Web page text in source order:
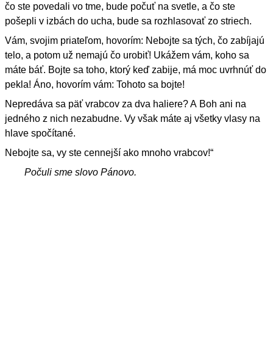
čo ste povedali vo tme, bude počuť na svetle, a čo ste
pošepli v izbách do ucha, bude sa rozhlasovať zo striech.
Vám, svojim priateľom, hovorím: Nebojte sa tých, čo zabíjajú
telo, a potom už nemajú čo urobiť! Ukážem vám, koho sa
máte báť. Bojte sa toho, ktorý keď zabije, má moc uvrhnúť do
pekla! Áno, hovorím vám: Tohoto sa bojte!
Nepredáva sa päť vrabcov za dva haliere? A Boh ani na
jedného z nich nezabudne. Vy však máte aj všetky vlasy na
hlave spočítané.
Nebojte sa, vy ste cennejší ako mnoho vrabcov!“
Počuli sme slovo Pánovo.